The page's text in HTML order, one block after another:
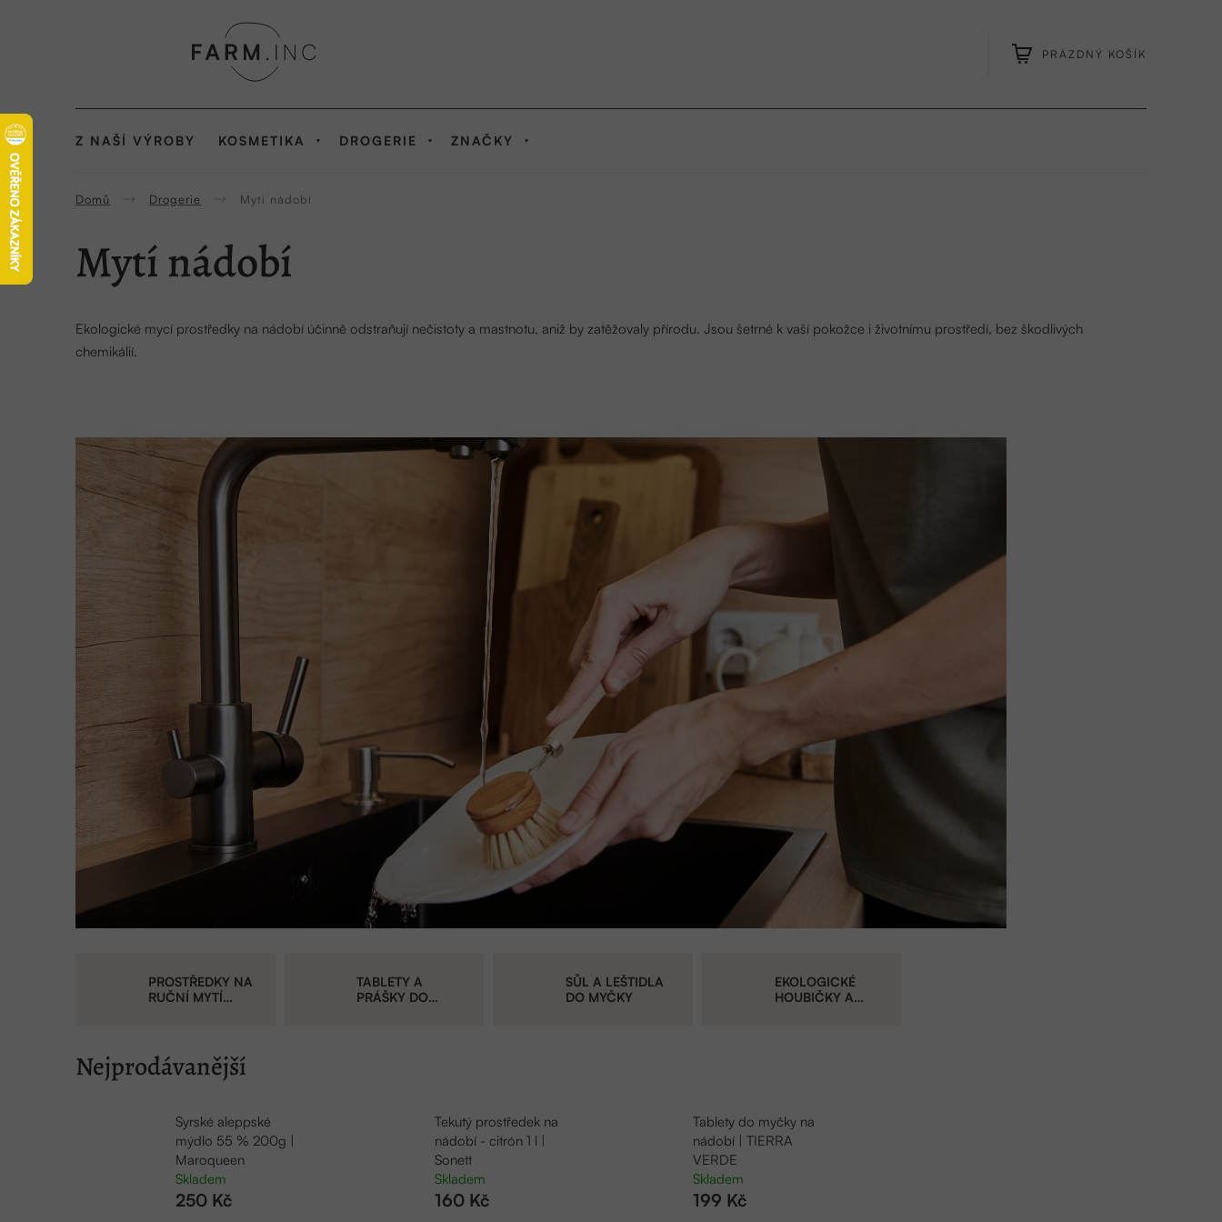
PRÁZDNÝ KOŠÍK
Z NAŠÍ VÝROBY KOSMETIKA DROGERIE ZNAČKY
Domů Drogerie Mytí nádobí
Mytí nádobí
Ekologické mycí prostředky na nádobí účinně odstraňují nečistoty a mastnotu, aniž by zatěžovaly přírodu. Jsou šetrné k vaší pokožce i životnímu prostředí, bez škodlivých
chemikálií.
PROSTŘEDKY NA
RUČNÍ MYTÍ
TABLETY A
PRÁŠKY DO
SŮL A LEŠTIDLA
DO MYČKY
EKOLOGICKÉ
HOUBIČKY A
Nejprodávanější
Syrské aleppské
mýdlo 55 % 200g |
Maroqueen
Skladem
250 Kč
Tekutý prostředek na
nádobí - citrón 1 l |
Sonett
Skladem
160 Kč
Tablety do myčky na
nádobí | TIERRA
VERDE
Skladem
199 Kč